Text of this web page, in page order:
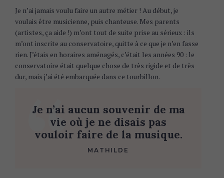
Je n’ai jamais voulu faire un autre métier ! Au début, je
voulais être musicienne, puis chanteuse. Mes parents
(artistes, ça aide !) m’ont tout de suite prise au sérieux : ils
m’ont inscrite au conservatoire, quitte à ce que je n’en fasse
rien. J’étais en horaires aménagés, c’était les années 90 : le
conservatoire était quelque chose de très rigide et de très
dur, mais j’ai été embarquée dans ce tourbillon.
Je n’ai aucun souvenir de ma
vie où je ne disais pas
vouloir faire de la musique.
MATHILDE